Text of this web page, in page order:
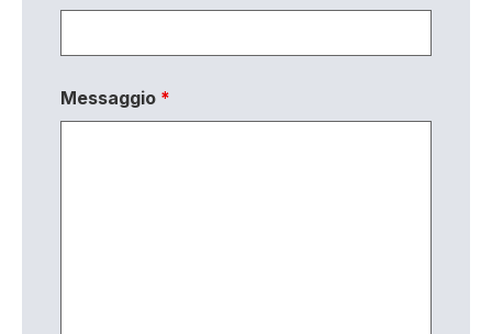
Messaggio *